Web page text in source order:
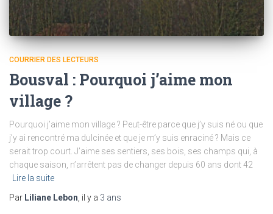
COURRIER DES LECTEURS
Bousval : Pourquoi j’aime mon
village ?
Pourquoi j’aime mon village ? Peut-être parce que j’y suis né ou que
j’y ai rencontré ma dulcinée et que je m’y suis enraciné ? Mais ce
serait trop court. J’aime ses sentiers, ses bois, ses champs qui, à
chaque saison, n’arrêtent pas de changer depuis 60 ans dont 42
Lire la suite
Par Liliane Lebon , il y a 3 ans